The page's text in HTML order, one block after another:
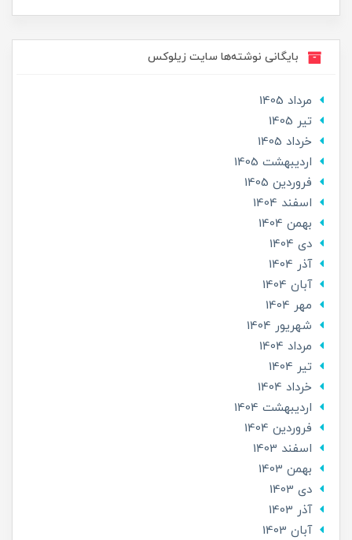
بایگانی نوشته‌ها سایت زیلوکس
مرداد 1405
تير 1405
خرداد 1405
ارديبهشت 1405
فروردین 1405
اسفند 1404
بهمن 1404
دی 1404
آذر 1404
آبان 1404
مهر 1404
شهریور 1404
مرداد 1404
تير 1404
خرداد 1404
ارديبهشت 1404
فروردین 1404
اسفند 1403
بهمن 1403
دی 1403
آذر 1403
آبان 1403